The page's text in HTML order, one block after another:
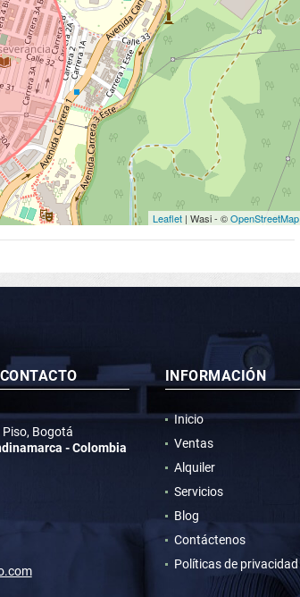
Leaflet | Wasi - ©OpenStreetMap
Bogotá
- Colombia
INFORMACIÓN
Inicio
Ventas
Alquiler
Servicios
Blog
Contáctenos
Políticas de privacidad